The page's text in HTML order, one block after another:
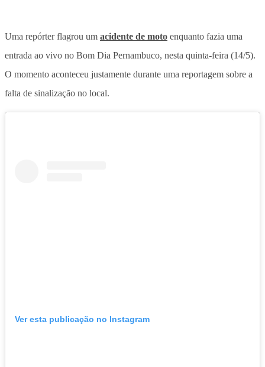
Uma repórter flagrou um acidente de moto enquanto fazia uma
entrada ao vivo no Bom Dia Pernambuco, nesta quinta-feira (14/5).
O momento aconteceu justamente durante uma reportagem sobre a
falta de sinalização no local.
Ver esta publicação no Instagram